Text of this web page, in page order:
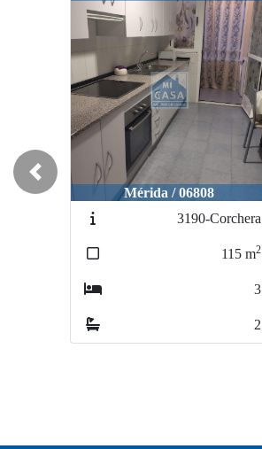
Mérida / 06808
3190-Corchera
115 m2
3
2
Previous